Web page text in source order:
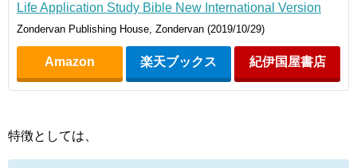
Life Application Study Bible New International Version
Zondervan Publishing House, Zondervan (2019/10/29)
Amazon 楽天ブックス 紀伊国屋書店
特徴としては、